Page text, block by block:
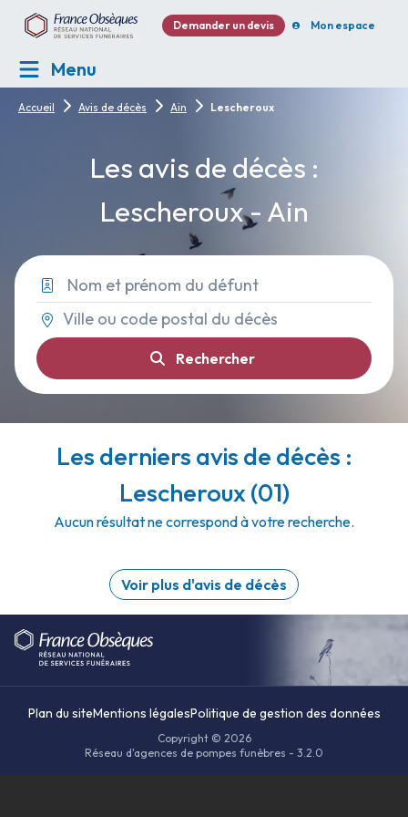
Demander un devis Mon espace
Menu
Accueil Avis de décès Ain Lescheroux
Les avis de décès :
Lescheroux - Ain
Rechercher
Les derniers avis de décès :
Lescheroux (01)
Aucun résultat ne correspond à votre recherche.
Voir plus d'avis de décès
Plan du siteMentions légalesPolitique de gestion des données
Copyright © 2026
Réseau d'agences de pompes funèbres - 3.2.0